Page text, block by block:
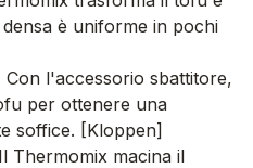
è uniforme in pochi
l'accessorio sbattitore,
per ottenere una
soffice. [Kloppen]
Thermomix macina il